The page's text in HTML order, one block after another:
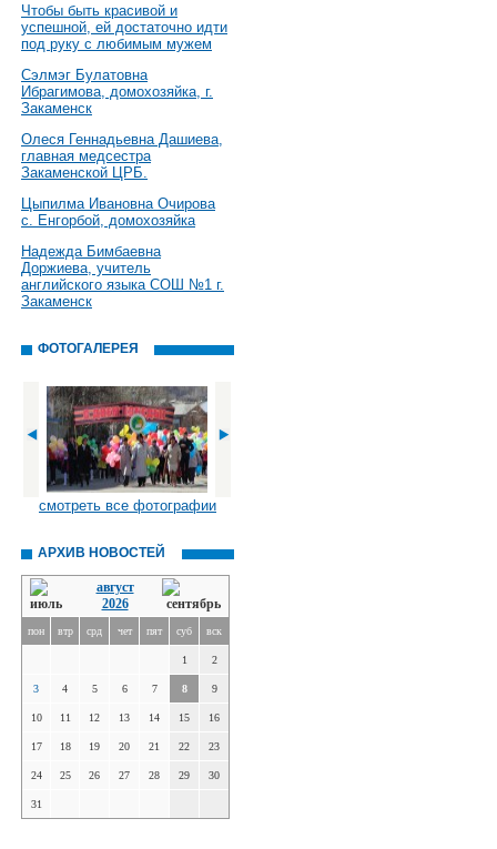
Чтобы быть красивой и
успешной, ей достаточно идти
под руку с любимым мужем
Сэлмэг Булатовна
Ибрагимова, домохозяйка, г.
Закаменск
Олеся Геннадьевна Дашиева,
главная медсестра
Закаменской ЦРБ.
Цыпилма Ивановна Очирова
с. Енгорбой, домохозяйка
Надежда Бимбаевна
Доржиева, учитель
английского языка СОШ №1 г.
Закаменск
ФОТОГАЛЕРЕЯ
смотреть все фотографии
АРХИВ НОВОСТЕЙ
август
2026
пон втр срд чет пят суб вск
1 2
3 4 5 6 7 8 9
10 11 12 13 14 15 16
17 18 19 20 21 22 23
24 25 26 27 28 29 30
31